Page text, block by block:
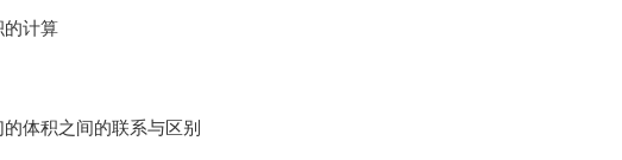
的计算
体积之间的联系与区别